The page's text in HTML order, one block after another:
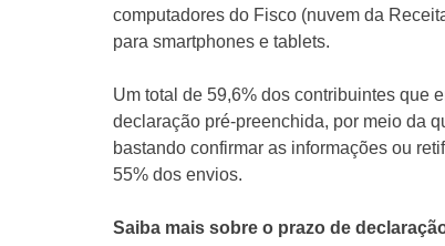
computadores do Fisco (nuvem da
para smartphones e tablets.
Um total de 59,6% dos contribuintes que
declaração pré-preenchida, por meio da
bastando confirmar as informações ou
55% dos envios.
Saiba mais sobre o prazo de